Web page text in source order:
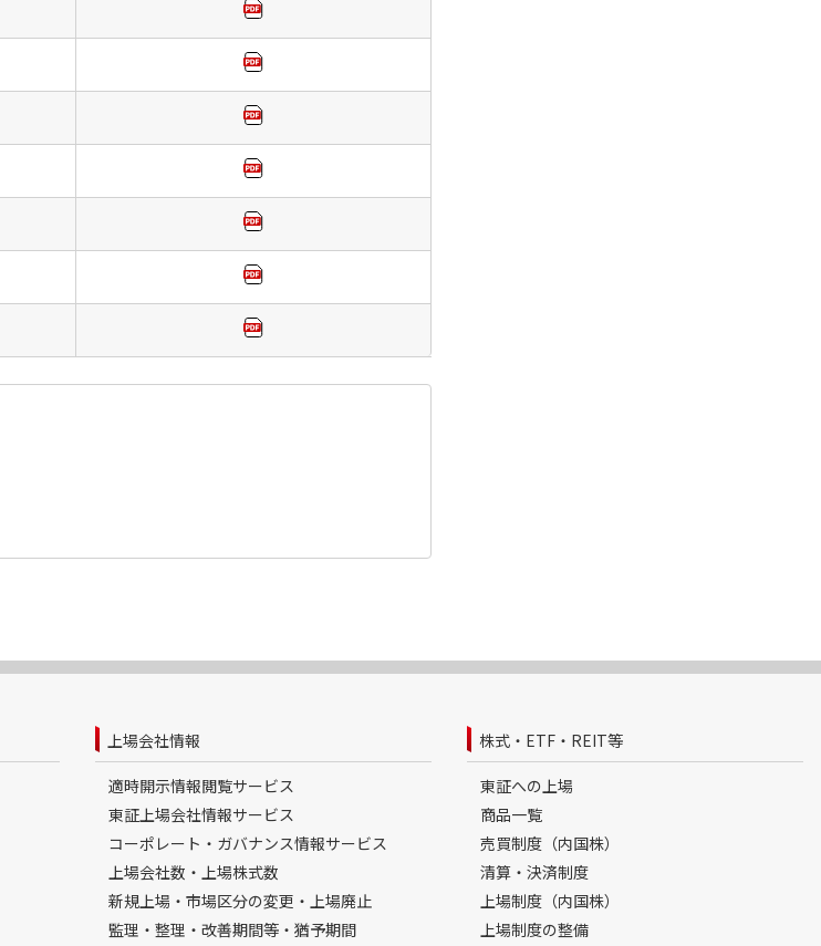
上場会社情報
適時開示情報閲覧サービス
東証上場会社情報サービス
コーポレート・ガバナンス情報サービス
上場会社数・上場株式数
新規上場・市場区分の変更・上場廃止
監理・整理・改善期間等・猶予期間
株式・ETF・REIT等
東証への上場
商品一覧
売買制度（内国株）
清算・決済制度
上場制度（内国株）
上場制度の整備